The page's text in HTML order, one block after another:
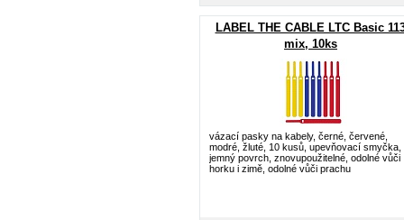
LABEL THE CABLE LTC Basic
mix, 10ks
vázací pasky na kabely, černé, červené,
modré, žluté, 10 kusů, upevňovací smyčka,
jemný povrch, znovupoužitelné, odolné vůči
horku i zimě, odolné vůči prachu